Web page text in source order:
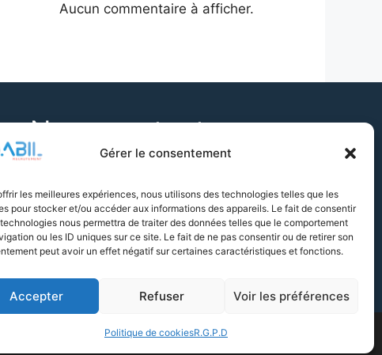
Gérer le consentement
les meilleures expériences, nous utilisons des technologies telles que les
pour stocker et/ou accéder aux informations des appareils. Le fait de consentir
nous permettra de traiter des données telles que le comportement
ou les ID uniques sur ce site. Le fait de ne pas consentir ou de retirer son
peut avoir un effet négatif sur certaines caractéristiques et fonctions.
Accepter Refuser Voir les préférences
Politique de cookiesR.G.P.D
Aucun commentaire à afficher.
Nous contacter
nous contacter par e-mail ou par téléphone.
Contactez-nouspar e-mail